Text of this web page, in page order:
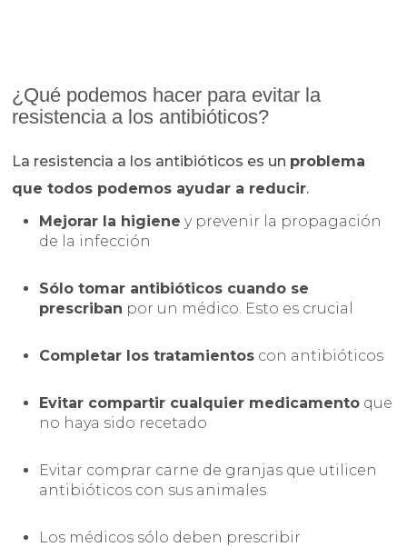
¿Qué podemos hacer para evitar la
resistencia a los antibióticos?
La resistencia a los antibióticos es un problema
que todos podemos ayudar a reducir.
Mejorar la higiene y prevenir la propagación
de la infección
Sólo tomar antibióticos cuando se
prescriban por un médico. Esto es crucial
Completar los tratamientos con antibióticos
Evitar compartir cualquier medicamento que
no haya sido recetado
Evitar comprar carne de granjas que utilicen
antibióticos con sus animales
Los médicos sólo deben prescribir